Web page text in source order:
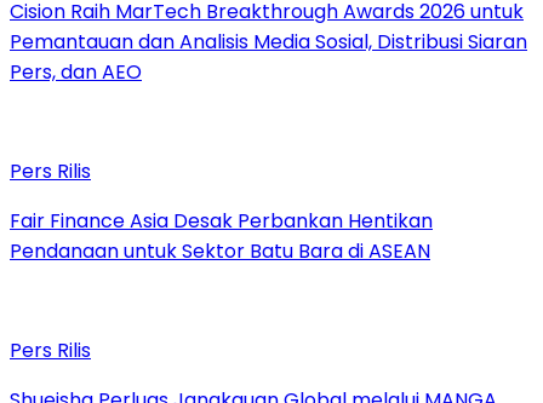
Cision Raih MarTech Breakthrough Awards 2026 untuk
Pemantauan dan Analisis Media Sosial, Distribusi Siaran
Pers, dan AEO
Pers Rilis
Fair Finance Asia Desak Perbankan Hentikan
Pendanaan untuk Sektor Batu Bara di ASEAN
Pers Rilis